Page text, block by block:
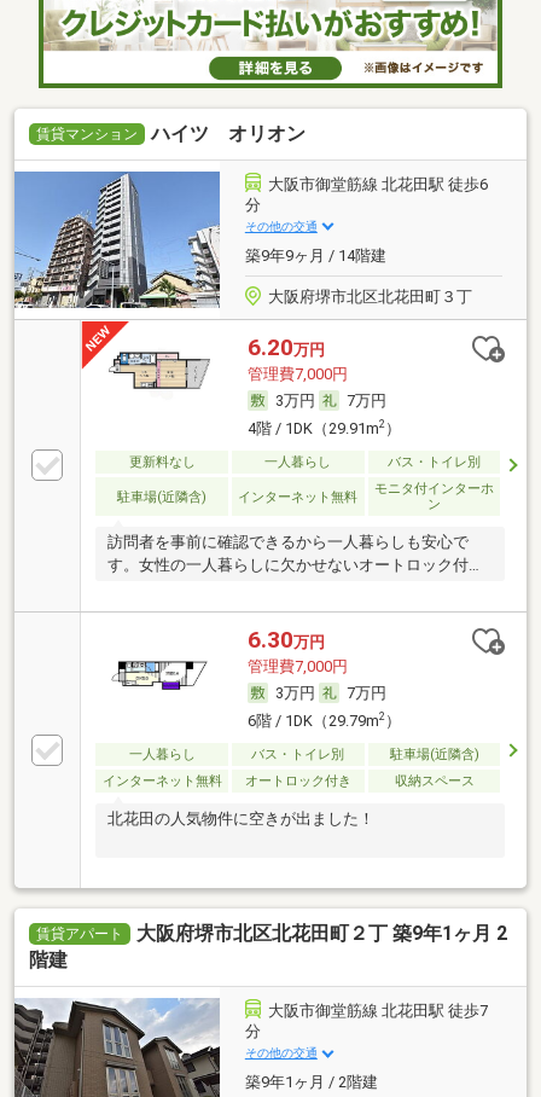
賃貸マンション ハイツ オリオン
大阪市御堂筋線 北花田駅 徒歩6
分
その他の交通
築9年9ヶ月 / 14階建
大阪府堺市北区北花田町３丁
6.20万円
管理費7,000円
3万円
7万円
4階 / 1DK（29.91m2）
更新料なし 一人暮らし バス・トイレ別
駐車場(近隣含) インターネット無料
モニタ付インターホ
ン
訪問者を事前に確認できるから一人暮らしも安心で
す。女性の一人暮らしに欠かせないオートロック付き
6.30万円
管理費7,000円
3万円
7万円
6階 / 1DK（29.79m2）
一人暮らし バス・トイレ別
駐車場(近隣含)
インターネット無料
オートロック付き 収納スペース
北花田の人気物件に空きが出ました！
賃貸アパート
大阪府堺市北区北花田町２丁 築9年1ヶ月 2
階建
大阪市御堂筋線 北花田駅 徒歩7
分
その他の交通
築9年1ヶ月 / 2階建